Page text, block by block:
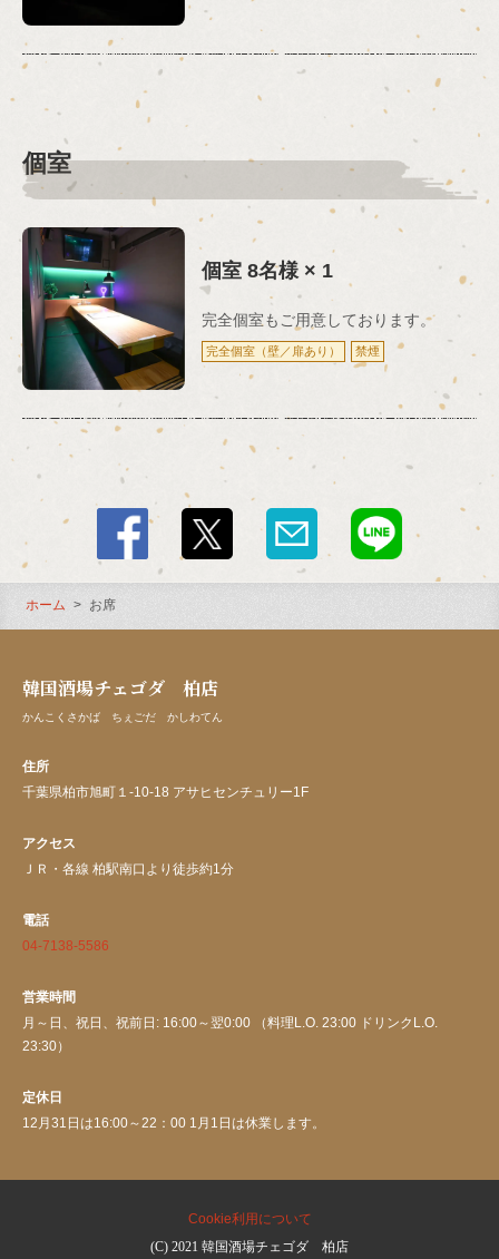
個室
個室 8名様× 1
完全個室もご用意しております。
完全個室（壁／扉あり） 禁煙
ホーム お席
韓国酒場チェゴダ 柏店
かんこくさかば ちぇごだ かしわてん
住所
千葉県柏市旭町１-10-18 アサヒセンチュリー1F
アクセス
ＪＲ・各線 柏駅南口より徒歩約1分
電話
04-7138-5586
営業時間
月～日、祝日、祝前日: 16:00～翌0:00 （料理L.O. 23:00 ドリンクL.O.
23:30）
定休日
12月31日は16:00～22：00 1月1日は休業します。
Cookie利用について
(C) 2021 韓国酒場チェゴダ 柏店
https://kankokusakaba-choigoda.owst.jp/seats
閉じる